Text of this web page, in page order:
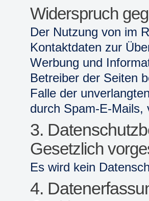
Widerspruch
Der Nutzung von im
Kontaktdaten zur
Werbung und
Betreiber der Seiten
Falle der
durch Spam-E-Mails,
3.
Gesetzlich
Es wird kein
4.